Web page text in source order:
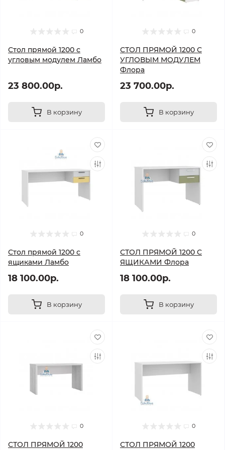
0
Стол прямой 1200 с
угловым модулем Ламбо
23 800.00р.
В корзину
0
СТОЛ ПРЯМОЙ 1200 С
УГЛОВЫМ МОДУЛЕМ
Флора
23 700.00р.
В корзину
0
Стол прямой 1200 с
ящиками Ламбо
18 100.00р.
В корзину
0
СТОЛ ПРЯМОЙ 1200 С
ЯЩИКАМИ Флора
18 100.00р.
В корзину
0
СТОЛ ПРЯМОЙ 1200
0
СТОЛ ПРЯМОЙ 1200